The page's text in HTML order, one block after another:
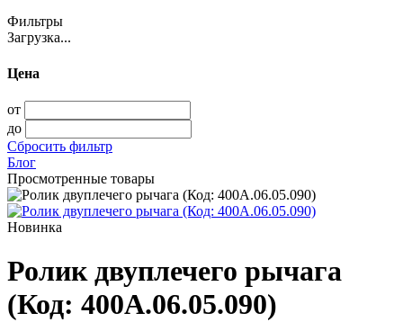
Фильтры
Загрузка...
Цена
от
до
Сбросить фильтр
Блог
Просмотренные товары
Новинка
Ролик двуплечего рычага
(Код: 400А.06.05.090)